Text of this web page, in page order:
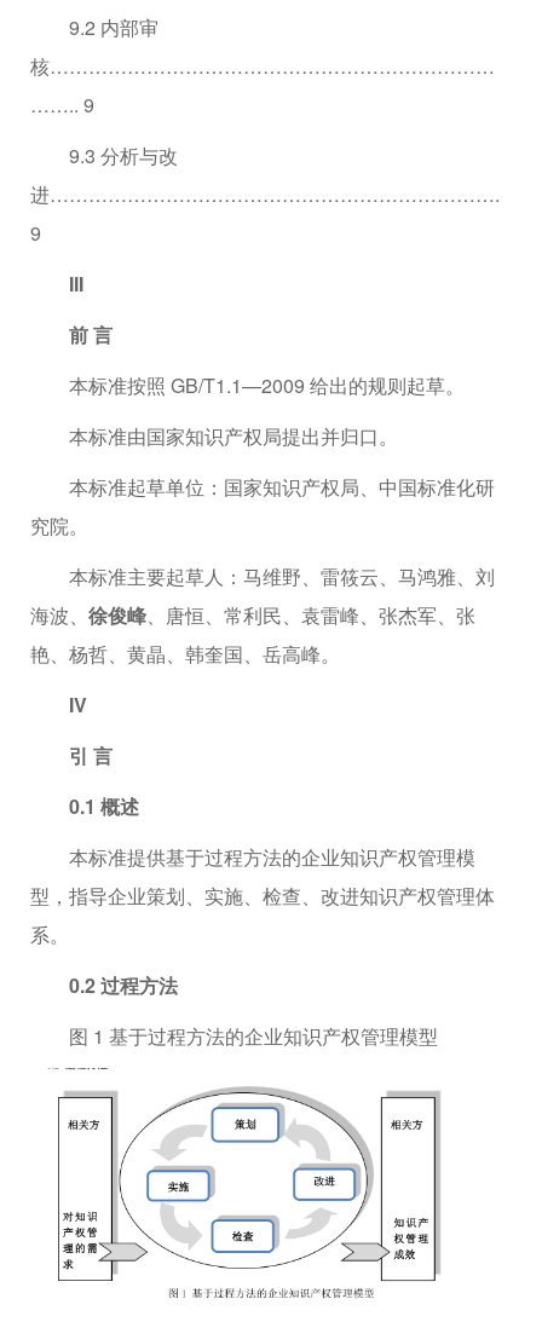
9.2 内部审
核……………………………………………………………
…….. 9
9.3 分析与改
进…………………………………………………………….
9
III
前 言
本标准按照 GB/T1.1—2009 给出的规则起草。
本标准由国家知识产权局提出并归口。
本标准起草单位：国家知识产权局、中国标准化研
究院。
本标准主要起草人：马维野、雷筱云、马鸿雅、刘
海波、 徐俊峰 、唐恒、常利民、袁雷峰、张杰军、张
艳、杨哲、黄晶、韩奎国、岳高峰。
IV
引 言
0.1 概述
本标准提供基于过程方法的企业知识产权管理模
型，指导企业策划、实施、检查、改进知识产权管理体
系。
0.2 过程方法
图 1 基于过程方法的企业知识产权管理模型